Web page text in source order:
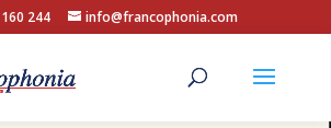
244 info@francophonia.com